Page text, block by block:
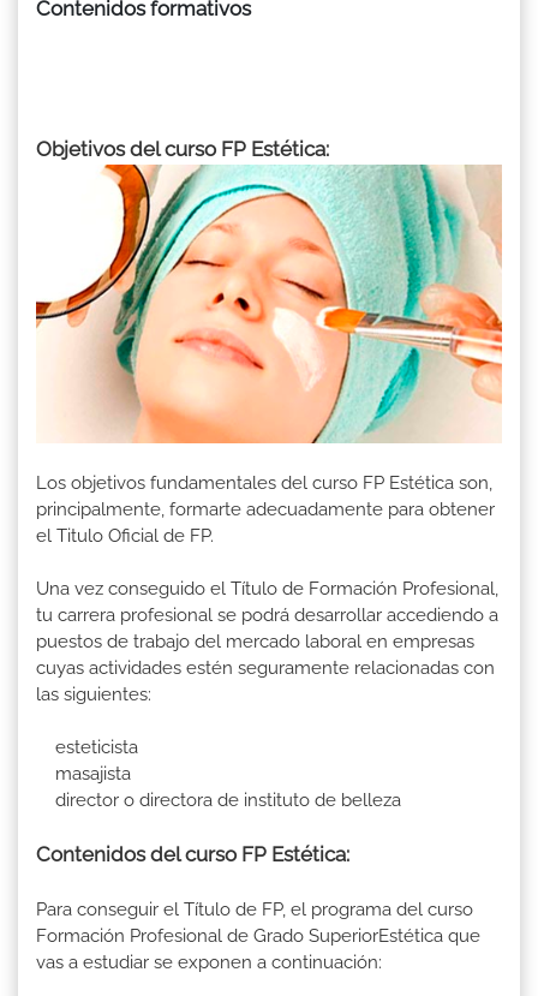
Contenidos formativos
Objetivos del curso FP Estética:
Los objetivos fundamentales del curso FP Estética son,
principalmente, formarte adecuadamente para obtener
el Titulo Oficial de FP.
Una vez conseguido el Título de Formación Profesional,
tu carrera profesional se podrá desarrollar accediendo a
puestos de trabajo del mercado laboral en empresas
cuyas actividades estén seguramente relacionadas con
las siguientes:
esteticista
masajista
director o directora de instituto de belleza
Contenidos del curso FP Estética:
Para conseguir el Título de FP, el programa del curso
Formación Profesional de Grado SuperiorEstética que
vas a estudiar se exponen a continuación: